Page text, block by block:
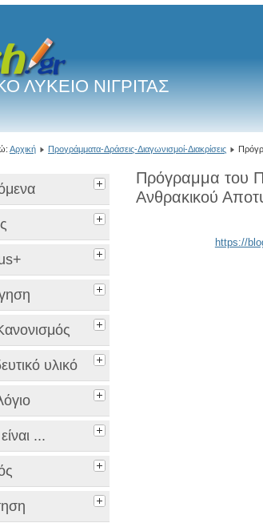
ΛΥΚΕΙΟ ΝΙΓΡΙΤΑΣ
Αρχική Προγράμματα-Δράσεις-Διαγωνισμοί-Διακρίσεις
υλικό
...
Πρόγραμμα του
Ανθρακικού
https://